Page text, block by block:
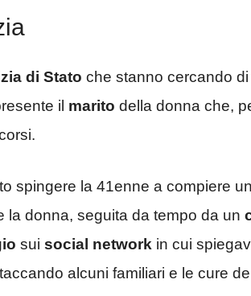
di Stato che stanno cercando
il marito della donna che,
spingere la 41enne a compiere
la donna, seguita da tempo da un
sui social network in cui
alcuni familiari e le cure